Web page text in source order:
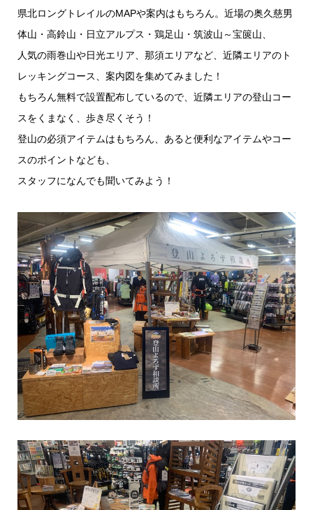
県北ロングトレイルのMAPや案内はもちろん。近場の奥久慈男
体山・高鈴山・日立アルプス・鶏足山・筑波山～宝篋山、
人気の雨巻山や日光エリア、那須エリアなど、近隣エリアのト
レッキングコース、案内図を集めてみました！
もちろん無料で設置配布しているので、近隣エリアの登山コー
スをくまなく、歩き尽くそう！
登山の必須アイテムはもちろん、あると便利なアイテムやコー
スのポイントなども、
スタッフになんでも聞いてみよう！